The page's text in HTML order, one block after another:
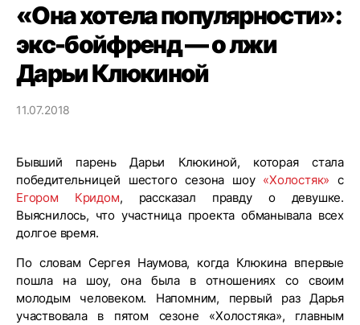
«Она хотела популярности»:
экс-бойфренд — о лжи
Дарьи Клюкиной
11.07.2018
Бывший парень Дарьи Клюкиной, которая стала
победительницей шестого сезона шоу «Холостяк» с
Егором Кридом, рассказал правду о девушке.
Выяснилось, что участница проекта обманывала всех
долгое время.
По словам Сергея Наумова, когда Клюкина впервые
пошла на шоу, она была в отношениях со своим
молодым человеком. Напомним, первый раз Дарья
участвовала в пятом сезоне «Холостяка», главным